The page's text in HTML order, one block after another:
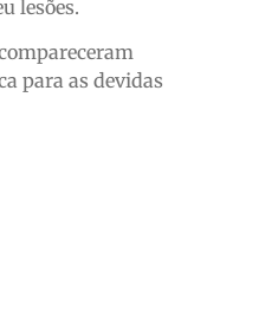
lesões.
para as devidas